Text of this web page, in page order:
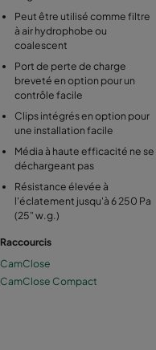
Peut être utilisé comme filtre
à air hydrophobe ou
coalescent
Port de perte de charge
breveté en option pour un
contrôle facile
Clips intégrés en option pour
une installation facile
Média à haute efficacité ne se
déchargeant pas
Résistance élevée à
l'éclatement jusqu'à 6 250 Pa
(25" w.g.)
Raccourcis
CamClose
CamClose Compact